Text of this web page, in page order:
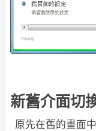
新舊介面切
原先在舊的畫面